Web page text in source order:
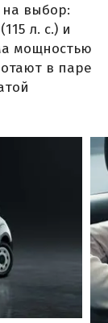
на выбор:
л. с.) и
мощностью
в паре